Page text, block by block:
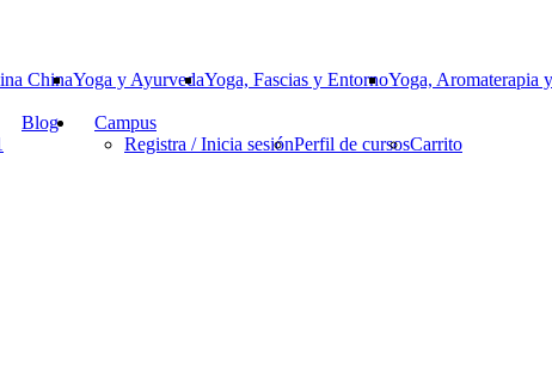
ChinaYoga y AyurvedaYoga, Fascias y EntornoYoga, Aromaterapia
Blog
Campus
Registra / Inicia sesiónPerfil de cursosCarrito